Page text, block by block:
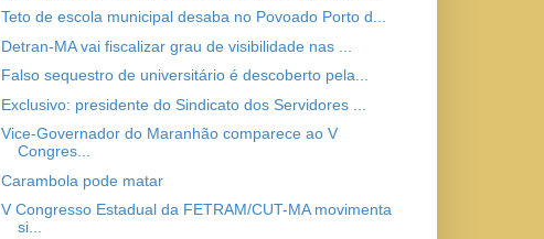
Teto de escola municipal desaba no Povoado Porto d...
Detran-MA vai fiscalizar grau de visibilidade nas ...
Falso sequestro de universitário é descoberto pela...
Exclusivo: presidente do Sindicato dos Servidores ...
Vice-Governador do Maranhão comparece ao V
Congres...
Carambola pode matar
V Congresso Estadual da FETRAM/CUT-MA movimenta
si...